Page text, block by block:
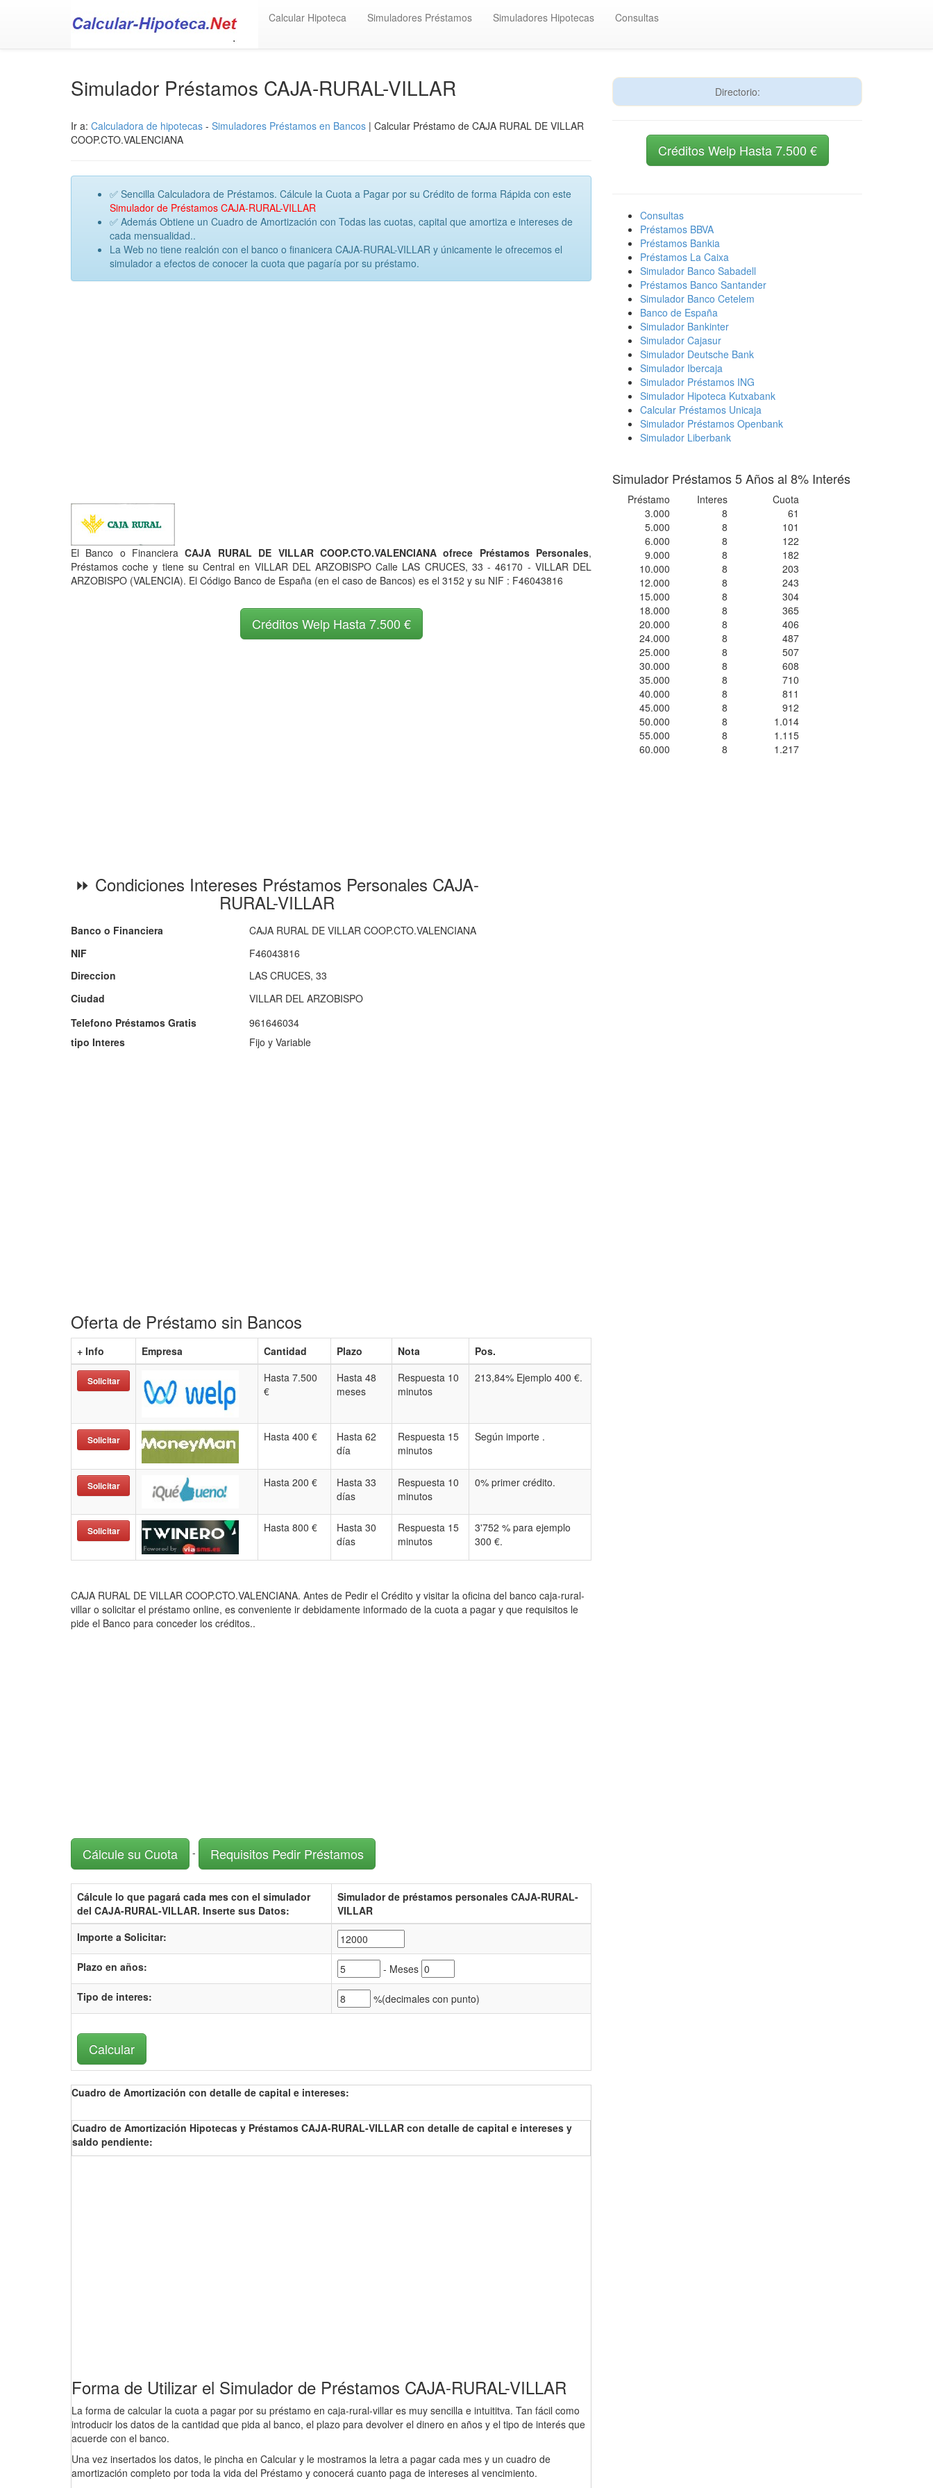
Calcular Hipoteca Simuladores Préstamos Simuladores Hipotecas Consultas
Simulador Préstamos CAJA-RURAL-VILLAR
Ir a: Calculadora de hipotecas - Simuladores Préstamos en Bancos | Calcular Préstamo de CAJA RURAL DE VILLAR
COOP.CTO.VALENCIANA
✅ Sencilla Calculadora de Préstamos. Cálcule la Cuota a Pagar por su Crédito de forma Rápida con este
Simulador de Préstamos CAJA-RURAL-VILLAR
✅ Además Obtiene un Cuadro de Amortización con Todas las cuotas, capital que amortiza e intereses de
cada mensualidad..
La Web no tiene realción con el banco o finanicera CAJA-RURAL-VILLAR y únicamente le ofrecemos el
simulador a efectos de conocer la cuota que pagaría por su préstamo.
El Banco o FinancieraCAJA RURAL DE VILLAR COOP.CTO.VALENCIANA ofrece Préstamos Personales,
Préstamos coche y tiene su Central en VILLAR DEL ARZOBISPO Calle LAS CRUCES, 33 - 46170 - VILLAR DEL
ARZOBISPO (VALENCIA). El Código Banco de España (en el caso de Bancos) es el 3152 y su NIF : F46043816
Créditos Welp Hasta 7.500 €
⏩ Condiciones Intereses Préstamos Personales CAJA-
RURAL-VILLAR
Banco o Financiera
CAJA RURAL DE VILLAR COOP.CTO.VALENCIANA
NIF
F46043816
Direccion
LAS CRUCES, 33
Ciudad
VILLAR DEL ARZOBISPO
Telefono Préstamos Gratis
961646034
tipo Interes
Fijo y Variable
Oferta de Préstamo sin Bancos
+ Info Empresa Cantidad Plazo Nota Pos.
Solicitar
Hasta 7.500
€
Hasta 48
meses
Respuesta 10
minutos
213,84% Ejemplo 400 €.
Solicitar Hasta 400 €
Hasta 62
día
Respuesta 15
minutos
Según importe .
Solicitar Hasta 200 €
Hasta 33
días
Respuesta 10
minutos
0% primer crédito.
Solicitar Hasta 800 €
Hasta 30
días
Respuesta 15
minutos
3'752 % para ejemplo
300 €.
CAJA RURAL DE VILLAR COOP.CTO.VALENCIANA. Antes de Pedir el Crédito y visitar la oficina del banco caja-rural-
villar o solicitar el préstamo online, es conveniente ir debidamente informado de la cuota a pagar y que requisitos le
pide el Banco para conceder los créditos..
Cálcule su Cuota - Requisitos Pedir Préstamos
Cálcule lo que pagará cada mes con el simulador
del CAJA-RURAL-VILLAR. Inserte sus Datos:
Simulador de préstamos personales CAJA-RURAL-
VILLAR
Importe a Solicitar:
Plazo en años:
- Meses
Tipo de interes: %(decimales con punto)
Cuadro de Amortización con detalle de capital e intereses:
Cuadro de Amortización Hipotecas y Préstamos CAJA-RURAL-VILLAR con detalle de capital e intereses y
saldo pendiente:
Forma de Utilizar el Simulador de Préstamos CAJA-RURAL-VILLAR
La forma de calcular la cuota a pagar por su préstamo en caja-rural-villar es muy sencilla e intuititva. Tan fácil como
introducir los datos de la cantidad que pida al banco, el plazo para devolver el dinero en años y el tipo de interés que
acuerde con el banco.
Una vez insertados los datos, le pincha en Calcular y le mostramos la letra a pagar cada mes y un cuadro de
amortización completo por toda la vida del Préstamo y conocerá cuanto paga de intereses al vencimiento.
Directorio:
Créditos Welp Hasta 7.500 €
Consultas
Préstamos BBVA
Préstamos Bankia
Préstamos La Caixa
Simulador Banco Sabadell
Préstamos Banco Santander
Simulador Banco Cetelem
Banco de España
Simulador Bankinter
Simulador Cajasur
Simulador Deutsche Bank
Simulador Ibercaja
Simulador Préstamos ING
Simulador Hipoteca Kutxabank
Calcular Préstamos Unicaja
Simulador Préstamos Openbank
Simulador Liberbank
Simulador Préstamos 5 Años al 8% Interés
Préstamo Interes
Cuota
3.000
8
61
5.000
8
101
6.000
8
122
9.000
8
182
10.000
8
203
12.000
8
243
15.000
8
304
18.000
8
365
20.000
8
406
24.000
8
487
25.000
8
507
30.000
8
608
35.000
8
710
40.000
8
811
45.000
8
912
50.000
8
1.014
55.000
8
1.115
60.000
8 1.217